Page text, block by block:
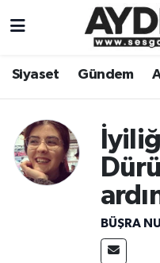
Siyaset Gündem
BÜŞRA
Gündem
Siyaset
Ekonomi
Aydın Hava
Aydin Namaz
Aydın Trafik
Süper Lig Puan